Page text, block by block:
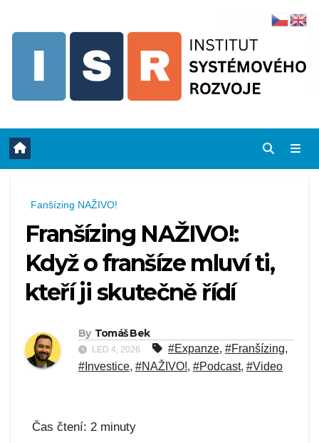
Fanšízing NAŽIVO!
Franšízing NAŽIVO!:
Když o franšíze mluví ti,
kteří ji skutečně řídí
By Tomáš Bek
LED 4, 2026 #Expanze, #Franšízing,
#Investice, #NAŽIVO!, #Podcast, #Video
Čas čtení: 2 minuty